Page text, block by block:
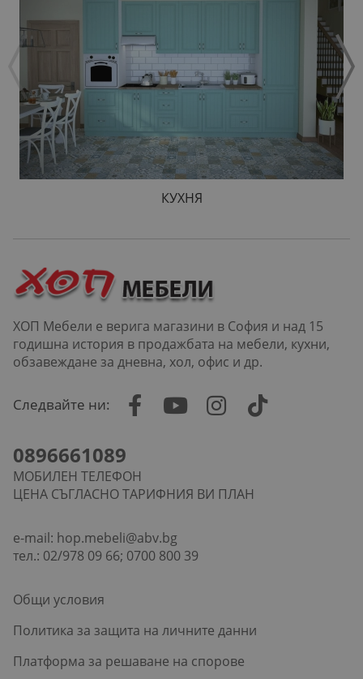
КУХНЯ
ХОП Мебели е верига магазини в София и над 15
годишна история в продажбата на мебели, кухни,
обзавеждане за дневна, хол, офис и др.
Следвайте ни:
0896661089
МОБИЛЕН ТЕЛЕФОН
ЦЕНА СЪГЛАСНО ТАРИФНИЯ ВИ ПЛАН
e-mail: hop.mebeli@abv.bg
тел.: 02/978 09 66; 0700 800 39
Общи условия
Политика за защита на личните данни
Платформа за решаване на спорове